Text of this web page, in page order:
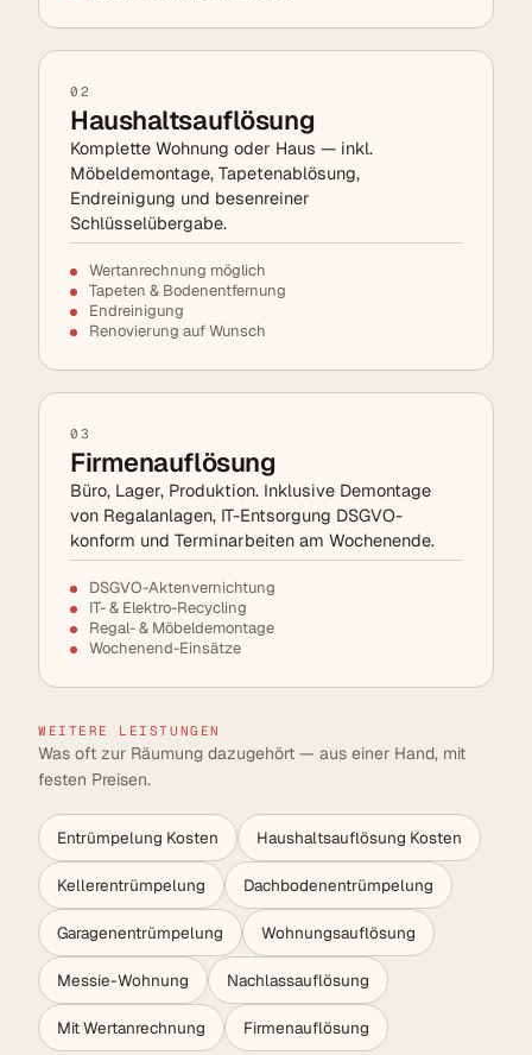
02
Haushaltsauflösung
Komplette Wohnung oder Haus — inkl.
Möbeldemontage, Tapetenablösung,
Endreinigung und besenreiner
Schlüsselübergabe.
Wertanrechnung möglich
Tapeten & Bodenentfernung
Endreinigung
Renovierung auf Wunsch
03
Firmenauflösung
Büro, Lager, Produktion. Inklusive Demontage
von Regalanlagen, IT-Entsorgung DSGVO-
konform und Terminarbeiten am Wochenende.
DSGVO-Aktenvernichtung
IT- & Elektro-Recycling
Regal- & Möbeldemontage
Wochenend-Einsätze
WEITERE LEISTUNGEN
Was oft zur Räumung dazugehört — aus einer Hand, mit
festen Preisen.
Entrümpelung Kosten Haushaltsauflösung Kosten
Kellerentrümpelung Dachbodenentrümpelung
Garagenentrümpelung Wohnungsauflösung
Messie-Wohnung Nachlassauflösung
Mit Wertanrechnung Firmenauflösung